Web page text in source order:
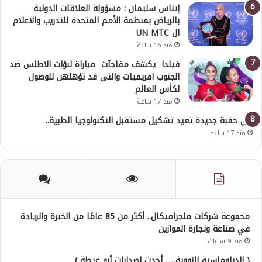
إيناس سليمان : مسؤولة العلاقات الدولية
بالرياض بمنظمة الأمم المتحدة للتدريب والاعلام
ال UN MTC
منذ 16 ساعة
فيلدا يكشف مفاجآت مباراة لبؤات الاطلس ضد
الجنوب افريقيات والتي قد تؤهلهن للوصول
لكأس العالم
منذ 17 ساعة
في حقبة جديدة تعيد تشكيل مستقبل التكنولوجيا الطبية..
منذ 17 ساعة
مجموعة شركات ملجراميكال.. أكثر من 85 عامًا من الخبرة والريادة
في صناعة وتجارة الموازين
منذ 9 ساعات